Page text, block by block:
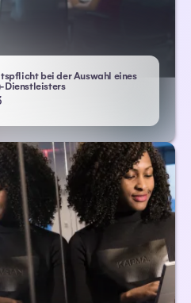
bei der Auswahl eines
Dienstleisters– Atlas HXM